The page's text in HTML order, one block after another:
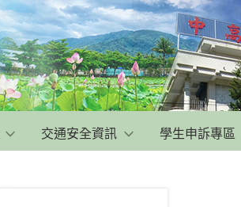
交通安全資訊 學生申訴專區